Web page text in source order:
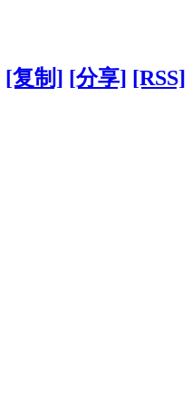
[复制] [分享] [RSS]